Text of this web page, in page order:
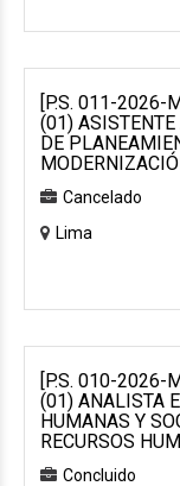
[P.S. 011-2026-
(01)
DE
Cancelado
Lima
[P.S. 010-2026-
(01) ANALISTA
HUMANAS Y
RECURSOS
Concluido